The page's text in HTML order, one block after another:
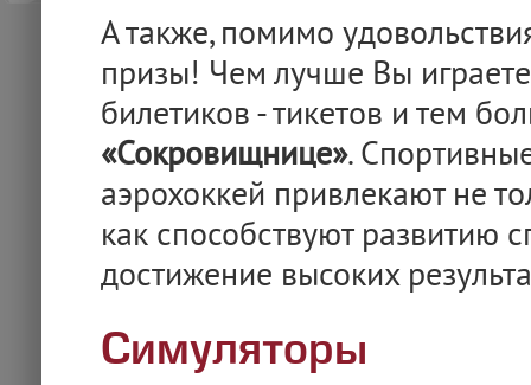
А также, помимо
призы! Чем лучше Вы
билетиков - тикетов и тем
«Сокровищнице».
аэрохоккей привлекают не
как способствуют развитию
достижение высоких
Симуляторы